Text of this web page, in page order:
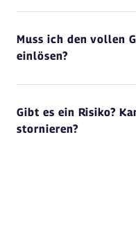
Muss ich den vollen
einlösen?
Gibt es ein Risiko?
stornieren?